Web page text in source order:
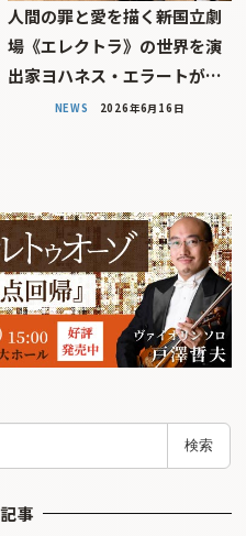
人間の罪と愛を描く――新国立劇
場《エレクトラ》の世界を演
出家ヨハネス・エラートが…
NEWS 2026年6月16日
検索
事